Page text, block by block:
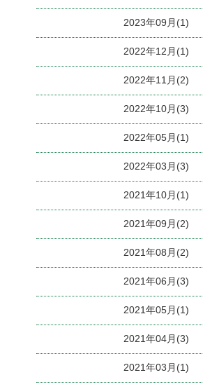
2023年09月(1)
2022年12月(1)
2022年11月(2)
2022年10月(3)
2022年05月(1)
2022年03月(3)
2021年10月(1)
2021年09月(2)
2021年08月(2)
2021年06月(3)
2021年05月(1)
2021年04月(3)
2021年03月(1)